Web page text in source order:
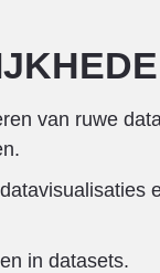
van ruwe
in datasets.